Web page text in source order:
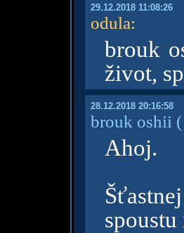
29.12.2018 11:08:26
odula:
brouk
život,
28.12.2018 20:16:58
brouk oshii
Ahoj.